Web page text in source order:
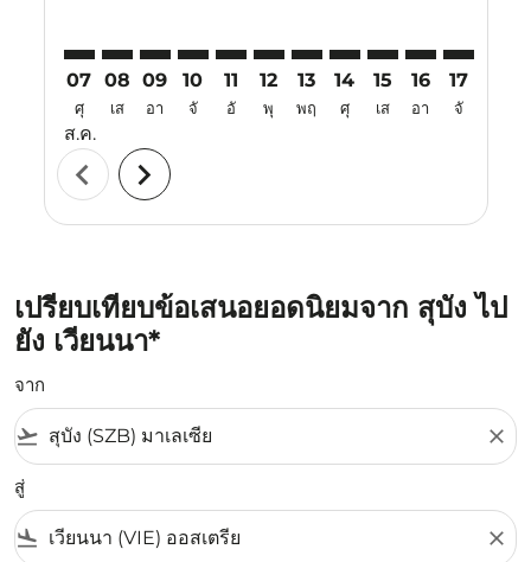
07
ศุ
ส.ค.
08
เส
09
อา
10
จั
11
อั
12
พุ
13
พฤ
14
ศุ
15
เส
16
อา
17
จั
chevron_left chevron_right
เปรียบเทียบข้อเสนอยอดนิยมจาก สุบัง ไป
ยัง เวียนนา*
จาก
flight_takeoff close
สู่
flight_land close